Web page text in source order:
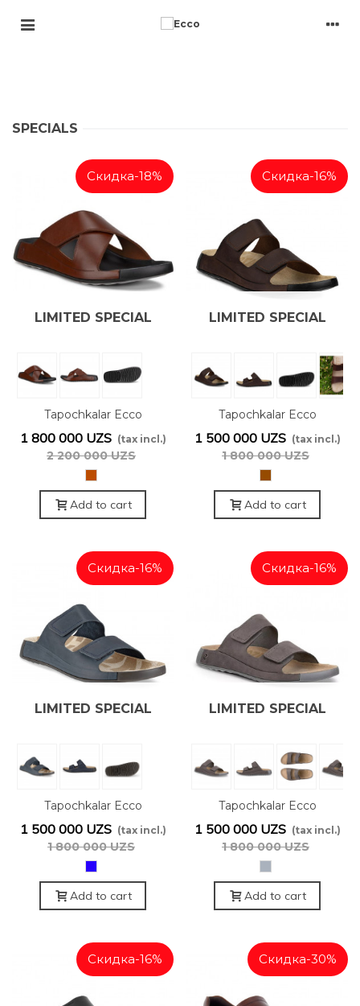
SPECIALS
Скидка-18%
LIMITED SPECIAL
OFFER
Tapochkalar Ecco
500994/01053
1 800 000 UZS (tax incl.)
2 200 000 UZS
Add to cart
Скидка-16%
LIMITED SPECIAL
OFFER
Tapochkalar Ecco
500904/02667
1 500 000 UZS (tax incl.)
1 800 000 UZS
Add to cart
Скидка-16%
LIMITED SPECIAL
OFFER
Tapochkalar Ecco
500904/02038
1 500 000 UZS (tax incl.)
1 800 000 UZS
Add to cart
Скидка-16%
LIMITED SPECIAL
OFFER
Tapochkalar Ecco
500904/02013
1 500 000 UZS (tax incl.)
1 800 000 UZS
Add to cart
Скидка-16% Скидка-30%